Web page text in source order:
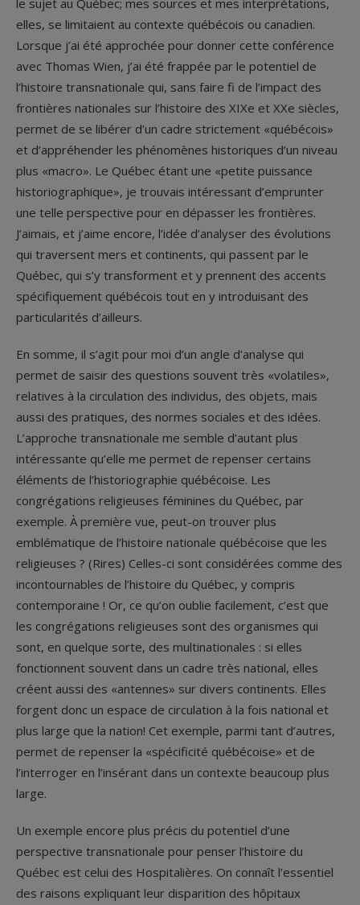
le sujet au Québec; mes sources et mes interprétations,
elles, se limitaient au contexte québécois ou canadien.
Lorsque j’ai été approchée pour donner cette conférence
avec Thomas Wien, j’ai été frappée par le potentiel de
l’histoire transnationale qui, sans faire fi de l’impact des
frontières nationales sur l’histoire des XIXe et XXe siècles,
permet de se libérer d’un cadre strictement «québécois»
et d’appréhender les phénomènes historiques d’un niveau
plus «macro». Le Québec étant une «petite puissance
historiographique», je trouvais intéressant d’emprunter
une telle perspective pour en dépasser les frontières.
J’aimais, et j’aime encore, l’idée d’analyser des évolutions
qui traversent mers et continents, qui passent par le
Québec, qui s’y transforment et y prennent des accents
spécifiquement québécois tout en y introduisant des
particularités d’ailleurs.
En somme, il s’agit pour moi d’un angle d’analyse qui
permet de saisir des questions souvent très «volatiles»,
relatives à la circulation des individus, des objets, mais
aussi des pratiques, des normes sociales et des idées.
L’approche transnationale me semble d’autant plus
intéressante qu’elle me permet de repenser certains
éléments de l’historiographie québécoise. Les
congrégations religieuses féminines du Québec, par
exemple. À première vue, peut-on trouver plus
emblématique de l’histoire nationale québécoise que les
religieuses ? (Rires) Celles-ci sont considérées comme des
incontournables de l’histoire du Québec, y compris
contemporaine ! Or, ce qu’on oublie facilement, c’est que
les congrégations religieuses sont des organismes qui
sont, en quelque sorte, des multinationales : si elles
fonctionnent souvent dans un cadre très national, elles
créent aussi des «antennes» sur divers continents. Elles
forgent donc un espace de circulation à la fois national et
plus large que la nation! Cet exemple, parmi tant d’autres,
permet de repenser la «spécificité québécoise» et de
l’interroger en l’insérant dans un contexte beaucoup plus
large.
Un exemple encore plus précis du potentiel d’une
perspective transnationale pour penser l’histoire du
Québec est celui des Hospitalières. On connaît l’essentiel
des raisons expliquant leur disparition des hôpitaux